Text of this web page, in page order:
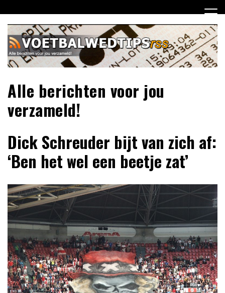
naar
inhoud
Alle berichten voor jou
verzameld!
Dick Schreuder bijt van zich af:
‘Ben het wel een beetje zat’